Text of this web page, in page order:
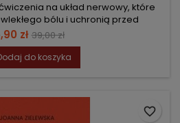
na układ nerwowy, które
bólu i uchronią przed
ryzyka
zł Cena
podstawowa
39,00 zł
do koszyka
favorite_border